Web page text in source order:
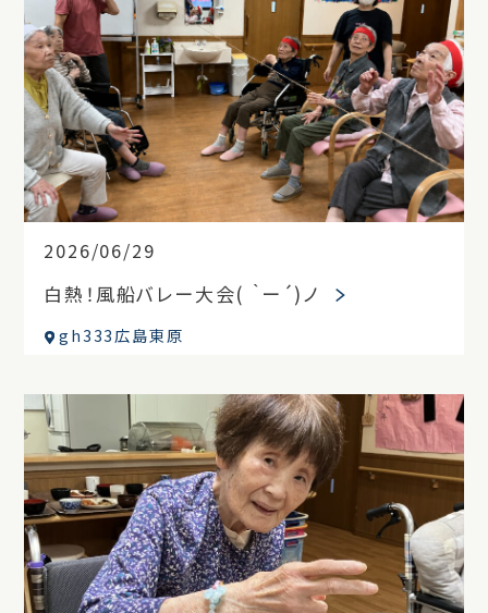
2026/06/29
白熱！風船バレー大会( ｀ー´)ノ
gh333広島東原